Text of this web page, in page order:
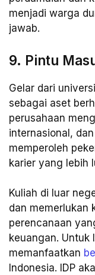
menjadi warga
jawab.
9. Pintu
Gelar dari
sebagai aset
perusahaan
internasional,
memperoleh
karier yang lebih
Kuliah di luar
dan memerlukan
perencanaan
keuangan. Untuk
memanfaatkan
Indonesia. IDP